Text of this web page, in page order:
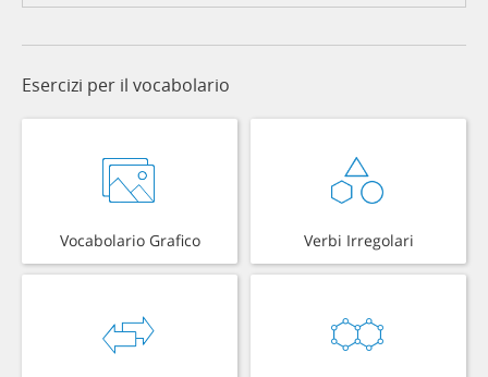
Esercizi per il vocabolario
Vocabolario Grafico Verbi Irregolari